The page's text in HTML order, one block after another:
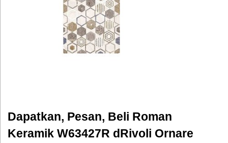
Dapatkan, Pesan, Beli Roman
Keramik W63427R dRivoli Ornare